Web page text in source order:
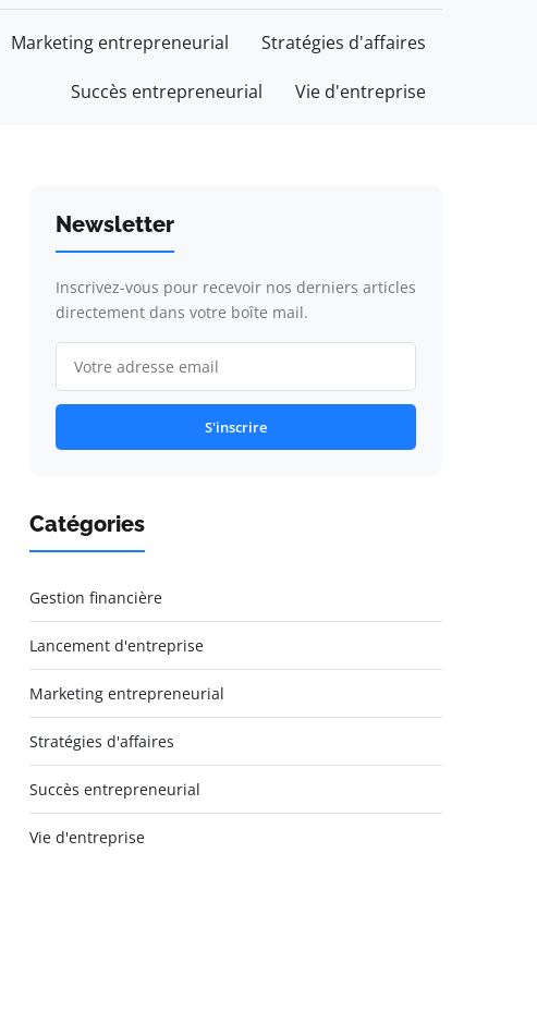
Marketing entrepreneurial Stratégies d'affaires
Succès entrepreneurial Vie d'entreprise
Newsletter
Inscrivez-vous pour recevoir nos derniers articles
directement dans votre boîte mail.
S'inscrire
Catégories
Gestion financière
Lancement d'entreprise
Marketing entrepreneurial
Stratégies d'affaires
Succès entrepreneurial
Vie d'entreprise